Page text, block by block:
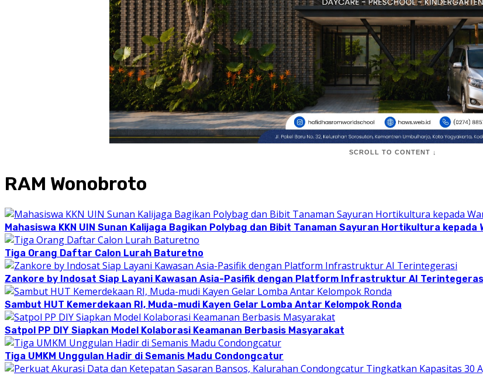
SCROLL TO CONTENT ↓
RAM Wonobroto
Mahasiswa KKN UIN Sunan Kalijaga Bagikan Polybag dan Bibit Tanaman Sayuran Hortikultura kepada
Tiga Orang Daftar Calon Lurah Baturetno
Zankore by Indosat Siap Layani Kawasan Asia-Pasifik dengan Platform Infrastruktur AI
Sambut HUT Kemerdekaan RI, Muda-mudi Kayen Gelar Lomba Antar Kelompok Ronda
Satpol PP DIY Siapkan Model Kolaborasi Keamanan Berbasis Masyarakat
Tiga UMKM Unggulan Hadir di Semanis Madu Condongcatur